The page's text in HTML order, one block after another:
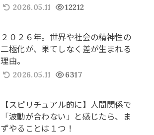
2026.05.11 12212
２０２６年。世界や社会の精神性の
二極化が、果てしなく差が生まれる
理由。
2026.05.11 6317
【スピリチュアル的に】人間関係で
「波動が合わない」と感じたら、ま
ずやることは１つ！